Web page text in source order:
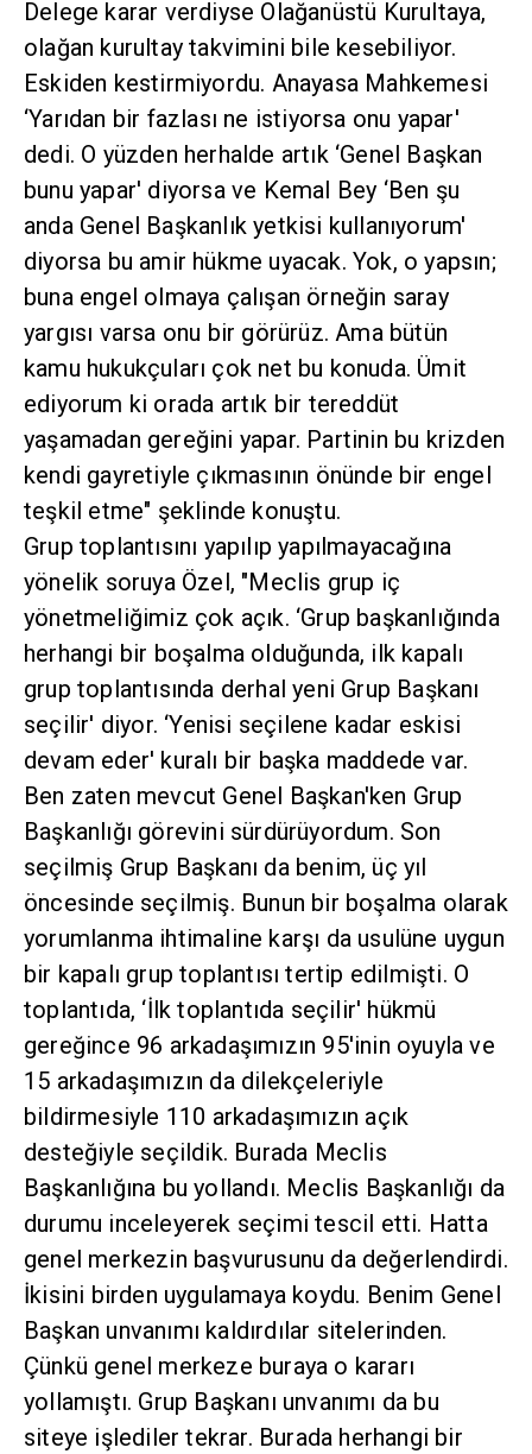
Delege karar verdiyse Olağanüstü Kurultaya,
olağan kurultay takvimini bile kesebiliyor.
Eskiden kestirmiyordu. Anayasa Mahkemesi
‘Yarıdan bir fazlası ne istiyorsa onu yapar'
dedi. O yüzden herhalde artık ‘Genel Başkan
bunu yapar' diyorsa ve Kemal Bey ‘Ben şu
anda Genel Başkanlık yetkisi kullanıyorum'
diyorsa bu amir hükme uyacak. Yok, o yapsın;
buna engel olmaya çalışan örneğin saray
yargısı varsa onu bir görürüz. Ama bütün
kamu hukukçuları çok net bu konuda. Ümit
ediyorum ki orada artık bir tereddüt
yaşamadan gereğini yapar. Partinin bu krizden
kendi gayretiyle çıkmasının önünde bir engel
teşkil etme" şeklinde konuştu.
Grup toplantısını yapılıp yapılmayacağına
yönelik soruya Özel, "Meclis grup iç
yönetmeliğimiz çok açık. ‘Grup başkanlığında
herhangi bir boşalma olduğunda, ilk kapalı
grup toplantısında derhal yeni Grup Başkanı
seçilir' diyor. ‘Yenisi seçilene kadar eskisi
devam eder' kuralı bir başka maddede var.
Ben zaten mevcut Genel Başkan'ken Grup
Başkanlığı görevini sürdürüyordum. Son
seçilmiş Grup Başkanı da benim, üç yıl
öncesinde seçilmiş. Bunun bir boşalma olarak
yorumlanma ihtimaline karşı da usulüne uygun
bir kapalı grup toplantısı tertip edilmişti. O
toplantıda, ‘İlk toplantıda seçilir' hükmü
gereğince 96 arkadaşımızın 95'inin oyuyla ve
15 arkadaşımızın da dilekçeleriyle
bildirmesiyle 110 arkadaşımızın açık
desteğiyle seçildik. Burada Meclis
Başkanlığına bu yollandı. Meclis Başkanlığı da
durumu inceleyerek seçimi tescil etti. Hatta
genel merkezin başvurusunu da değerlendirdi.
İkisini birden uygulamaya koydu. Benim Genel
Başkan unvanımı kaldırdılar sitelerinden.
Çünkü genel merkeze buraya o kararı
yollamıştı. Grup Başkanı unvanımı da bu
siteye işlediler tekrar. Burada herhangi bir